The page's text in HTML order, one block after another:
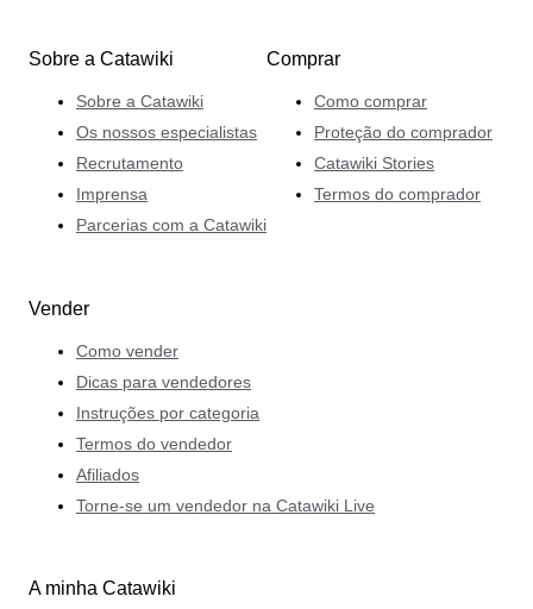
Sobre a Catawiki
Sobre a Catawiki
Os nossos especialistas
Recrutamento
Imprensa
Parcerias com a Catawiki
Comprar
Como comprar
Proteção do comprador
Catawiki Stories
Termos do comprador
Vender
Como vender
Dicas para vendedores
Instruções por categoria
Termos do vendedor
Afiliados
Torne-se um vendedor na Catawiki Live
A minha Catawiki